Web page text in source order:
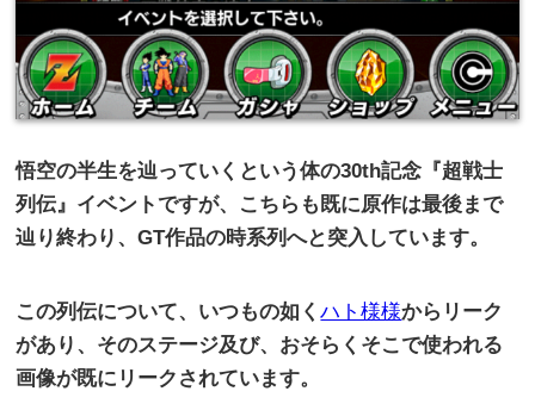
悟空の半生を辿っていくという体の30th記念『超戦士
列伝』イベントですが、こちらも既に原作は最後まで
辿り終わり、GT作品の時系列へと突入しています。
この列伝について、いつもの如くハト様様からリーク
があり、そのステージ及び、おそらくそこで使われる
画像が既にリークされています。